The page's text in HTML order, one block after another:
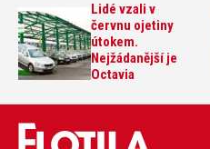
Lidé vzali v
červnu ojetiny
útokem.
Nejžádanější je
Octavia